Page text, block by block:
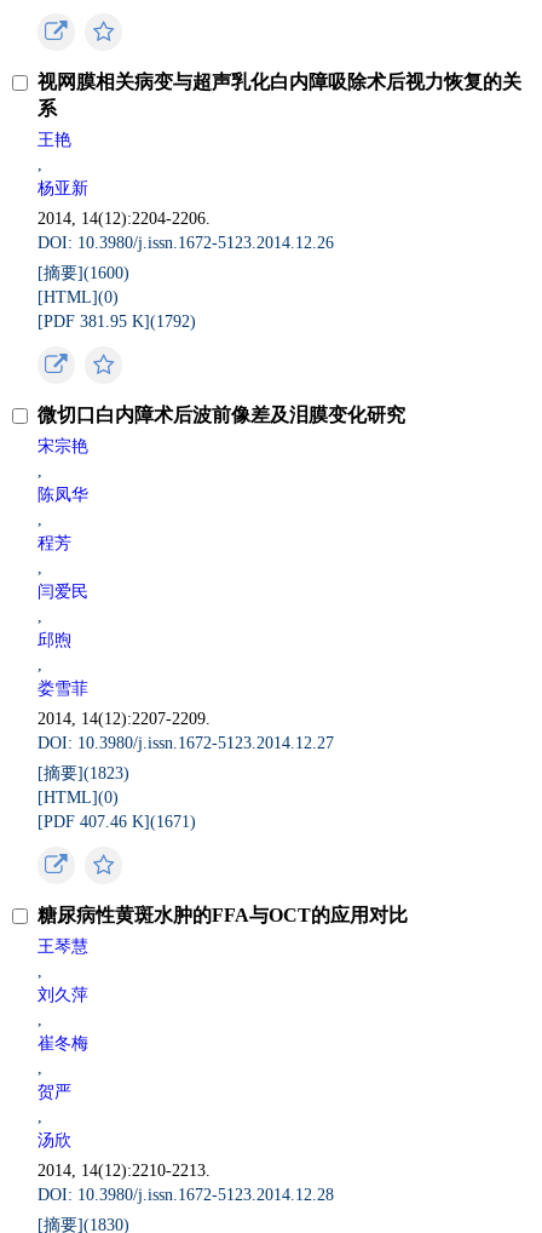
视网膜相关病变与超声乳化白内障吸除术后视力恢复的关
系
王艳
,
杨亚新
2014, 14(12):2204-2206.
DOI: 10.3980/j.issn.1672-5123.2014.12.26
[摘要](1600)
[HTML](0)
[PDF 381.95 K](1792)
微切口白内障术后波前像差及泪膜变化研究
宋宗艳
,
陈凤华
,
程芳
,
闫爱民
,
邱煦
,
娄雪菲
2014, 14(12):2207-2209.
DOI: 10.3980/j.issn.1672-5123.2014.12.27
[摘要](1823)
[HTML](0)
[PDF 407.46 K](1671)
糖尿病性黄斑水肿的FFA与OCT的应用对比
王琴慧
,
刘久萍
,
崔冬梅
,
贺严
,
汤欣
2014, 14(12):2210-2213.
DOI: 10.3980/j.issn.1672-5123.2014.12.28
[摘要](1830)